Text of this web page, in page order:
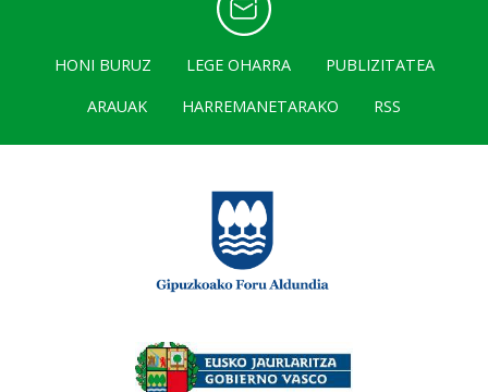
HONI BURUZ LEGE OHARRA
PUBLIZITATEA
ARAUAK
HARREMANETARAKO RSS